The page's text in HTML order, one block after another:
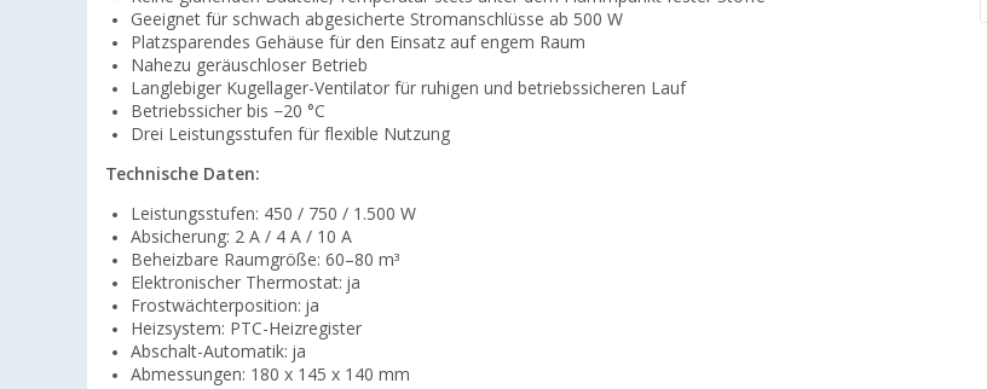
Geeignet für schwach abgesicherte Stromanschlüsse ab 500 W
Platzsparendes Gehäuse für den Einsatz auf engem Raum
Nahezu geräuschloser Betrieb
Langlebiger Kugellager-Ventilator für ruhigen und betriebssicheren Lauf
Betriebssicher bis −20 °C
Drei Leistungsstufen für flexible Nutzung
Technische Daten:
Leistungsstufen: 450 / 750 / 1.500 W
Absicherung: 2 A / 4 A / 10 A
Beheizbare Raumgröße: 60–80 m³
Elektronischer Thermostat: ja
Frostwächterposition: ja
Heizsystem: PTC-Heizregister
Abschalt-Automatik: ja
Abmessungen: 180 x 145 x 140 mm